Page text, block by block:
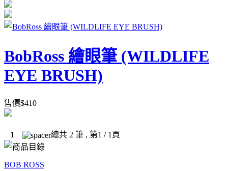
BobRoss 繪眼筆 (WILDLIFE
EYE BRUSH)
售價$410
1 總共 2 筆 , 第1 / 1頁
BOB ROSS